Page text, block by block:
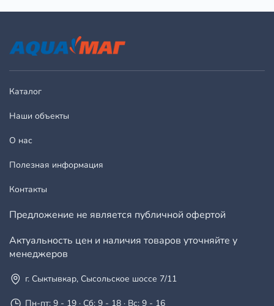
Каталог
Наши объекты
О нас
Полезная информация
Контакты
Предложение не является публичной офертой
Актуальность цен и наличия товаров уточняйте у
менеджеров
г. Сыктывкар, Сысольское шоссе 7/11
Пн-пт: 9 - 19 · Сб: 9 - 18 · Вс: 9 - 16